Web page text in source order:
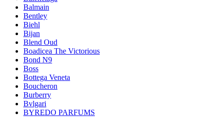
Balmain
Bentley
Biehl
Bijan
Blend Oud
Boadicea The Victorious
Bond N9
Boss
Bottega Veneta
Boucheron
Burberry
Bvlgari
BYREDO PARFUMS